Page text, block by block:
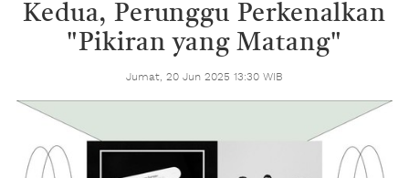
Kedua, Perunggu Perkenalkan
"Pikiran yang Matang"
Jumat, 20 Jun 2025 13:30 WIB